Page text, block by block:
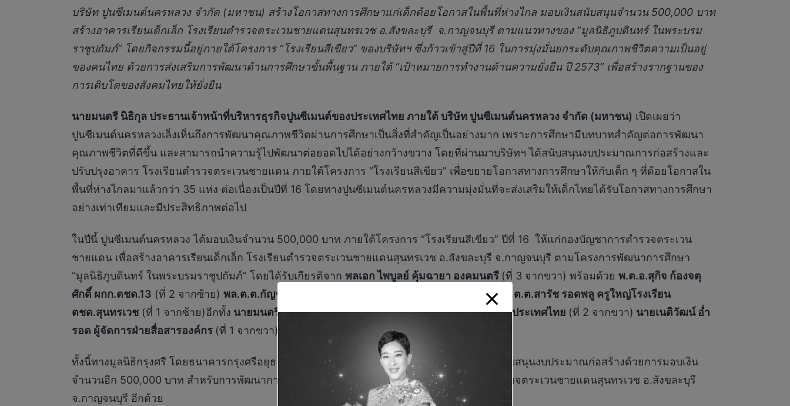
บริษัท ปูนซีเมนต์นครหลวง จำกัด (มหาชน) สร้างโอกาสทางการศึกษาแก่เด็กด้อยโอกาสในพื้นที่ห่างไกล มอบเงินสนับสนุนจำนวน 500,000 บาท
สร้างอาคารเรียนเด็กเล็ก โรงเรียนตำรวจตระเวนชายแดนสุนทรเวช อ.สังขละบุรี จ.กาญจนบุรี ตามแนวทางของ “มูลนิธิภูบดินทร์ ในพระบรม
ราชูปถัมภ์” โดยกิจกรรมนี้อยู่ภายใต้โครงการ “โรงเรียนสีเขียว” ของบริษัทฯ ซึ่งก้าวเข้าสู่ปีที่ 16 ในการมุ่งมั่นยกระดับคุณภาพชีวิตความเป็นอยู่
ของคนไทย ด้วยการส่งเสริมการพัฒนาด้านการศึกษาขั้นพื้นฐาน ภายใต้ “เป้าหมายการทำงานด้านความยั่งยืน ปี 2573” เพื่อสร้างรากฐานของ
การเติบโตของสังคมไทยให้ยั่งยืน
นายมนตรี นิธิกุล ประธานเจ้าหน้าที่บริหารธุรกิจปูนซีเมนต์ของประเทศไทย ภายใต้ บริษัท ปูนซีเมนต์นครหลวง จำกัด (มหาชน) เปิดเผยว่า
ปูนซีเมนต์นครหลวงเล็งเห็นถึงการพัฒนาคุณภาพชีวิตผ่านการศึกษาเป็นสิ่งที่สำคัญเป็นอย่างมาก เพราะการศึกษามีบทบาทสําคัญต่อการพัฒนา
คุณภาพชีวิตที่ดีขึ้น และสามารถนำความรู้ไปพัฒนาต่อยอดไปได้อย่างกว้างขวาง โดยที่ผ่านมาบริษัทฯ ได้สนับสนุนงบประมาณการก่อสร้างและ
ปรับปรุงอาคาร โรงเรียนตำรวจตระเวนชายแดน ภายใต้โครงการ “โรงเรียนสีเขียว” เพื่อขยายโอกาสทางการศึกษาให้กับเด็ก ๆ ที่ด้อยโอกาสใน
พื้นที่ห่างไกลมาแล้วกว่า 35 แห่ง ต่อเนื่องเป็นปีที่ 16 โดยทางปูนซีเมนต์นครหลวงมีความมุ่งมั่นที่จะส่งเสริมให้เด็กไทยได้รับโอกาสทางการศึกษา
อย่างเท่าเทียมและมีประสิทธิภาพต่อไป
ในปีนี้ ปูนซีเมนต์นครหลวง ได้มอบเงินจำนวน 500,000 บาท ภายใต้โครงการ “โรงเรียนสีเขียว” ปีที่ 16 ให้แก่​กองบัญชาการตำรวจตระเวน
ชายแดน เพื่อสร้างอาคารเรียนเด็กเล็ก โรงเรียนตำรวจตระเวนชายแดนสุนทรเวช อ.สังขละบุรี จ.กาญจนบุรี ตามโครงการพัฒนาการศึกษา
“มูลนิธิภูบดินทร์ ในพระบรมราชูปถัมภ์” โดยได้รับเกียรติจาก พลเอก ไพบูลย์ คุ้มฉายา องคมนตรี (ที่ 3 จากขวา) พร้อมด้วย พ.ต.อ.สุกิจ ก้องจตุ
ศักดิ์ ผกก.ตชด.13 (ที่ 2 จากซ้าย) พล.ต.ต.กัญชล อินทราราม (ที่ 3 จากซ้าย) และ ร.ต.ต.สารัช รอดพลู ครูใหญ่โรงเรียน
ตชด.สุนทรเวช (ที่ 1 จากซ้าย)อีกทั้ง นายมนตรี นิธิกุล ประธานเจ้าหน้าที่บริหารธุรกิจปูนซีเมนต์ของประเทศไทย (ที่ 2 จากขวา) นายเนติวัฒน์ อ่ำ
รอด​ ผู้จัดการฝ่ายสื่อสารองค์กร (ที่ 1 จากขวา)ร่วมในพิธีดังกล่าว
ทั้งนี้ทางมูลนิธิกรุงศรี โดยธนาคารกรุงศรีอยุธยา จำกัด (มหาชน) ยังได้ร่วมเป็นส่วนหนึ่งในการสนับสนุนงบประมาณก่อสร้างด้วยการมอบเงิน
จำนวนอีก 500,000 บาท สำหรับการพัฒนาการศึกษาแก่เด็กนักเรียนในพื้นที่ห่างไกล โรงเรียนตำรวจตระเวนชายแดนสุนทรเวช อ.สังขละบุรี
จ.กาญจนบุรี อีกด้วย